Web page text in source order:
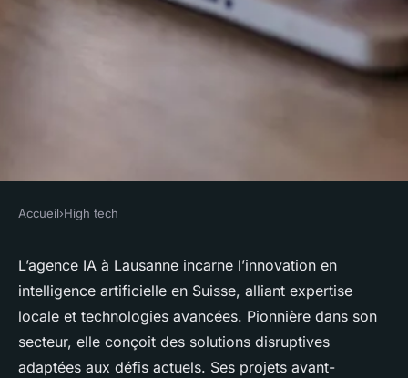
HIGH TECH
Découvrez les avant-gardes de
l'agence ia à lausanne
admin•13 octobre 2025•6 min de lecture
Accueil›High tech
L’agence IA à Lausanne incarne l’innovation en
intelligence artificielle en Suisse, alliant expertise
locale et technologies avancées. Pionnière dans son
secteur, elle conçoit des solutions disruptives
adaptées aux défis actuels. Ses projets avant-